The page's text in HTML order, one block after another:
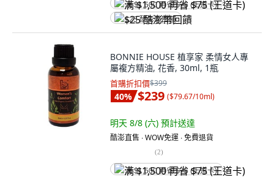
满 $1,500 再省 $75 (王道卡)
$25 酷澎幣回饋
BONNIE HOUSE 植享家 柔情女人專
屬複方精油, 花香, 30ml, 1瓶
首購折扣價$399
40% $239 ($79.67/10ml)
明天 8/8 (六) 預計送達
酷澎直售 ∙ WOW免運 ∙ 免費退貨
(2)
满 $1,500 再省 $75 (王道卡)